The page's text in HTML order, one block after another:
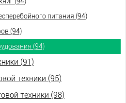
питания (94)
(94)
(94)
(91)
техники (95)
техники (98)